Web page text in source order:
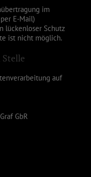
im
E-Mail)
lückenloser Schutz
ist nicht möglich.
auf
GbR